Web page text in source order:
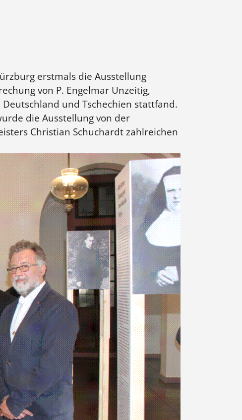
erstmals die Ausstellung
von P. Engelmar Unzeitig,
und Tschechien stattfand.
die Ausstellung von der
Christian Schuchardt zahlreichen